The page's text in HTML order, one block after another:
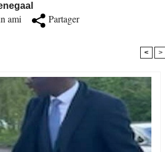
ami Partager
< >